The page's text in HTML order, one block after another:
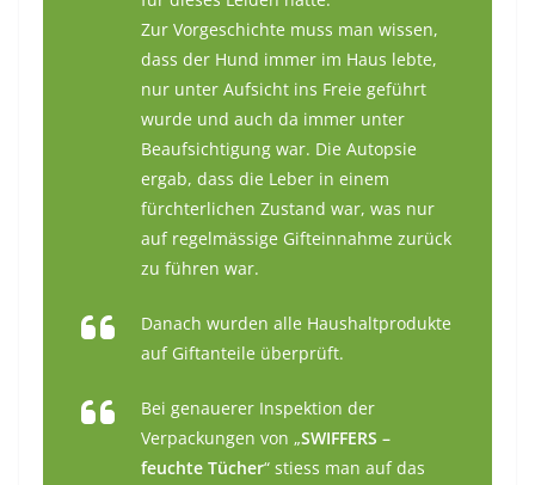
Zur Vorgeschichte muss man wissen,
dass der Hund immer im Haus lebte,
nur unter Aufsicht ins Freie geführt
wurde und auch da immer unter
Beaufsichtigung war. Die Autopsie
ergab, dass die Leber in einem
fürchterlichen Zustand war, was nur
auf regelmässige Gifteinnahme zurück
zu führen war.
Danach wurden alle Haushaltprodukte
auf Giftanteile überprüft.
Bei genauerer Inspektion der
Verpackungen von „SWIFFERS –
feuchte Tücher“ stiess man auf das